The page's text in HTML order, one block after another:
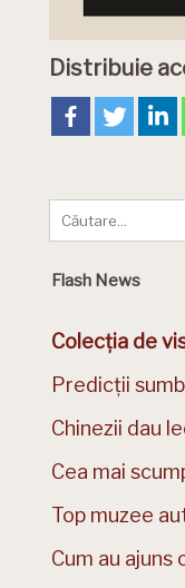
Distribuie
Flash News
Colecția de
Predicții
Chinezii dau
Cea mai
Top muzee
Cum au ajuns